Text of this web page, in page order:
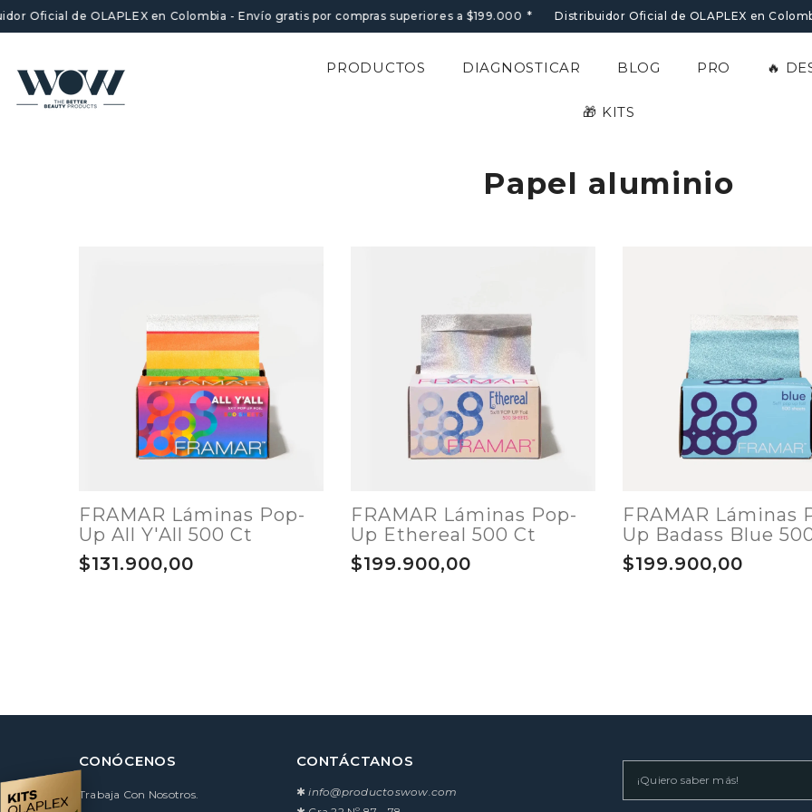
SALTAR AL CONTENIDO
Oficial de OLAPLEX en Colombia - Envío gratis por compras superiores a $199.000 * Distribuidor Oficial de OLAPLEX en
PRODUCTOS DIAGNOSTICAR BLOG PRO 🔥
🎁 KITS
Papel aluminio
FRAMAR Láminas Pop-
Up All Y'All 500 Ct
$131.900,00
FRAMAR Láminas Pop-
Up Ethereal 500 Ct
$199.900,00
FRAMAR Láminas
Up Badass Blue
$199.900,00
CONÓCENOS
Trabaja Con Nosotros.
CONTÁCTANOS
✱info@productoswow.com